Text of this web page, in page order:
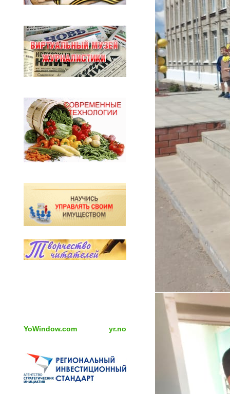
YoWindow.com yr.no